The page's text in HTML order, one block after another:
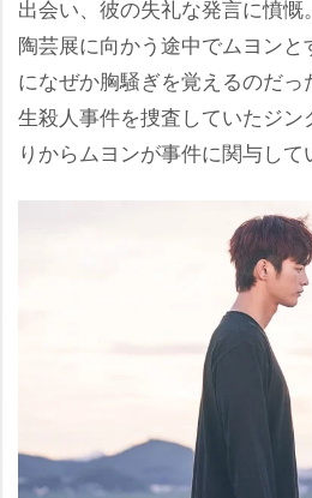
出会い、彼の失礼な発言に憤
陶芸展に向かう途中でムヨン
になぜか胸騒ぎを覚えるのだ
生殺人事件を捜査していたジ
りからムヨンが事件に関与し